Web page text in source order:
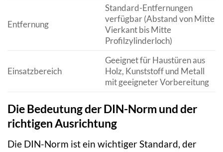
Entfernung
Standard-Entfernungen
verfügbar (Abstand von Mitte
Vierkant bis Mitte
Profilzylinderloch)
Einsatzbereich
Geeignet für Haustüren aus
Holz, Kunststoff und Metall
mit geeigneter Vorbereitung
Die Bedeutung der DIN-Norm und der
richtigen Ausrichtung
Die DIN-Norm ist ein wichtiger Standard, der